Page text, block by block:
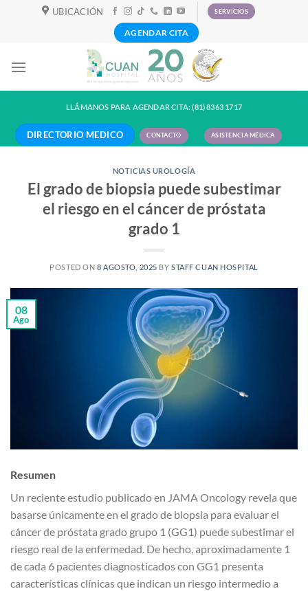
UBICACIÓN SERVICIOS
AGENDAR CITA
LLÁMANOS PARA AGENDAR CITA: (81) 8363 1717
DIRECTORIO MEDICO CONTACTO ASISTENCIA MÉDICA
NOTICIAS UROLOGÍA
El grado de biopsia puede subestimar
el riesgo en el cáncer de próstata
grado 1
POSTED ON 8 AGOSTO, 2025 BYSTAFF CUAN HOSPITAL
08
Ago
Resumen
Un reciente estudio publicado en JAMA Oncology revela que
basarse únicamente en el grado de biopsia para evaluar el
cáncer de próstata grado grupo 1 (GG1) puede subestimar el
riesgo real de la enfermedad. De hecho, aproximadamente 1
de cada 6 pacientes diagnosticados con GG1 presenta
características clínicas que indican un riesgo intermedio a